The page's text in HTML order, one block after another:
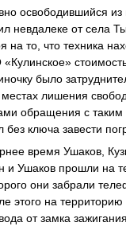
освободившийся
невдалеке от села
на то, что техника
было
лишения
обращения с таким
ключа завести
время Ушаков,
и Ушаков прошли на
они забрали
этого на
от замка